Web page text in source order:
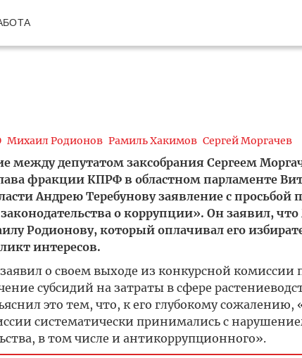
Михаил Родионов Рамиль Хакимов Сергей Моргачев
между депутатом заксобрания Сергеем
фракции КПРФ в областном парламенте
Андрею Теребунову заявление с просьбой
о коррупции». Он заявил, что
Родионову, который оплачивал его
интересов.
о своем выходе из конкурсной комиссии
субсидий на затраты в сфере
это тем, что, к его глубокому
систематически принимались с
в том числе и антикоррупционного».